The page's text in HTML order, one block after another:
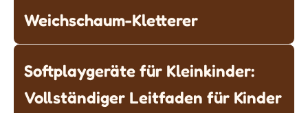
Weichschaum-Kletterer
Softplaygeräte für Kleinkinder:
Vollständiger Leitfaden für Kinder